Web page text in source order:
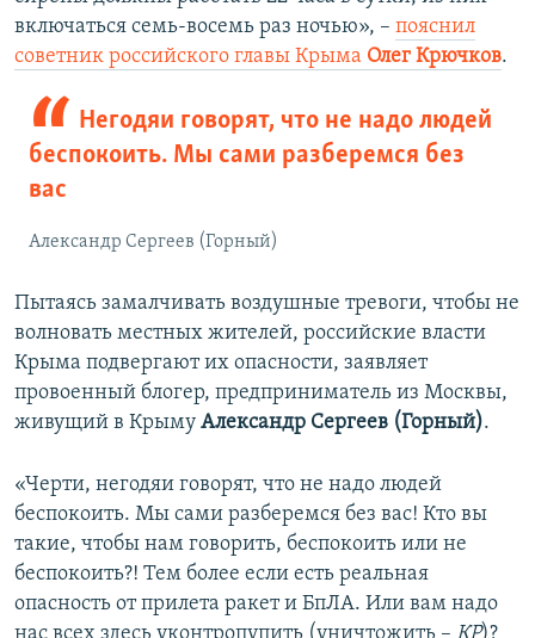
включаться семь-восемь раз ночью», – пояснил
советник российского главы Крыма Олег Крючков.
Негодяи говорят, что не надо людей
беспокоить. Мы сами разберемся без
вас
Александр Сергеев (Горный)
Пытаясь замалчивать воздушные тревоги, чтобы не
волновать местных жителей, российские власти
Крыма подвергают их опасности, заявляет
провоенный блогер, предприниматель из Москвы,
живущий в Крыму Александр Сергеев (Горный).
«Черти, негодяи говорят, что не надо людей
беспокоить. Мы сами разберемся без вас! Кто вы
такие, чтобы нам говорить, беспокоить или не
беспокоить?! Тем более если есть реальная
опасность от прилета ракет и БпЛА. Или вам надо